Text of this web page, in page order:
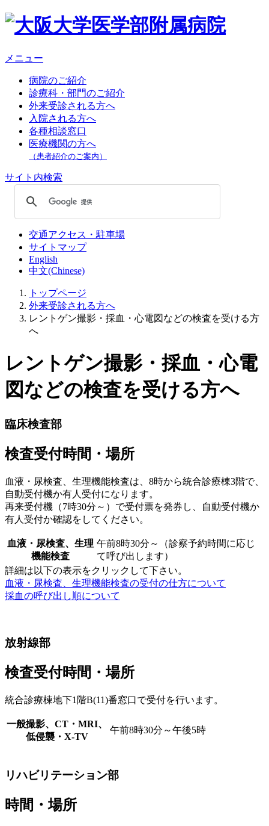
メニュー
病院のご紹介
診療科・部門のご紹介
外来受診される方へ
入院される方へ
各種相談窓口
医療機関の方へ
（患者紹介のご案内）
サイト内検索
交通アクセス・駐車場
サイトマップ
English
中文(Chinese)
トップページ
外来受診される方へ
レントゲン撮影・採血・心電図などの検査を受ける方
へ
レントゲン撮影・採血・心電
図などの検査を受ける方へ
臨床検査部
検査受付時間・場所
血液・尿検査、生理機能検査は、8時から統合診療棟3階で、
自動受付機か有人受付になります。
再来受付機（7時30分～）で受付票を発券し、自動受付機か
有人受付か確認をしてください。
血液・尿検査、生理
機能検査
午前8時30分～（診察予約時間に応じ
て呼び出します）
詳細は以下の表示をクリックして下さい。
血液・尿検査、生理機能検査の受付の仕方について
採血の呼び出し順について
放射線部
検査受付時間・場所
統合診療棟地下1階B(11)番窓口で受付を行います。
一般撮影、CT・MRI、
低侵襲・X-TV
午前8時30分～午後5時
リハビリテーション部
時間・場所